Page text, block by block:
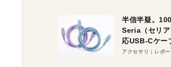
半信半疑。
Seria（セリ
応USB-Cケー
を検証。超コ
アクセサリ レポー